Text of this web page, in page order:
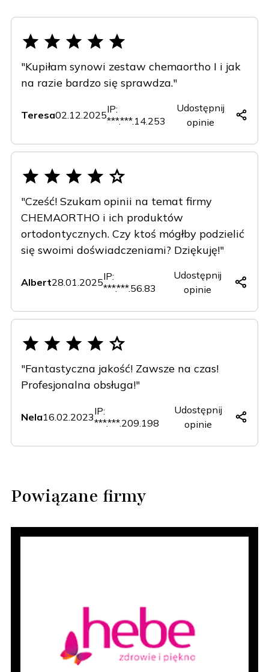
"Kupiłam synowi zestaw chemaortho I i jak
na razie bardzo się sprawdza."
Teresa02.12.2025IP:
***.***.14.253
Facebook
(Twitter)
LinkedIn
Udostępnij
opinie
"Cześć! Szukam opinii na temat firmy
CHEMAORTHO i ich produktów
ortodontycznych. Czy ktoś mógłby podzielić
się swoimi doświadczeniami? Dziękuję!"
Albert28.01.2025IP:
***.***.56.83
Facebook
(Twitter)
LinkedIn
Udostępnij
opinie
"Fantastyczna jakość! Zawsze na czas!
Profesjonalna obsługa!"
Nela16.02.2023IP:
***.***.209.198
Facebook
X
(Twitter)
LinkedIn
Udostępnij
opinie
Powiązane firmy